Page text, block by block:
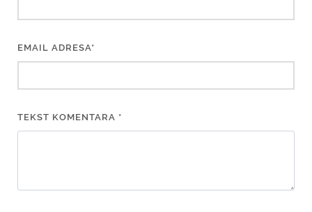
EMAIL ADRESA*
TEKST KOMENTARA *